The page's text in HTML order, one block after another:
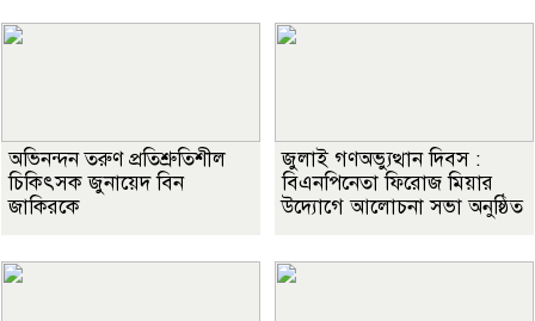
অভিনন্দন তরুণ প্রতিশ্রুতিশীল
চিকিৎসক জুনায়েদ বিন
জাকিরকে
জুলাই গণঅভ্যুত্থান দিবস :
বিএনপিনেতা ফিরোজ মিয়ার
উদ্যোগে আলোচনা সভা অনুষ্ঠিত